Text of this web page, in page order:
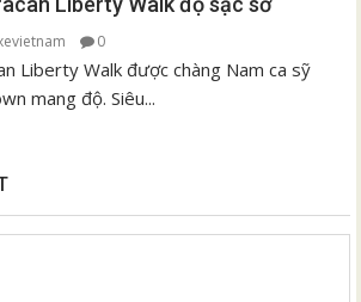
0
Liberty Walk được chàng Nam ca sỹ
mang độ. Siêu...